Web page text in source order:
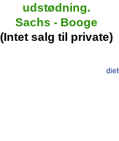
udstødning.
Sachs - Booge
(Intet salg til private)